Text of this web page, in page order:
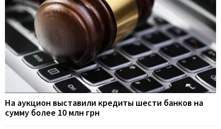
На аукцион выставили кредиты шести банков на
сумму более 10 млн грн